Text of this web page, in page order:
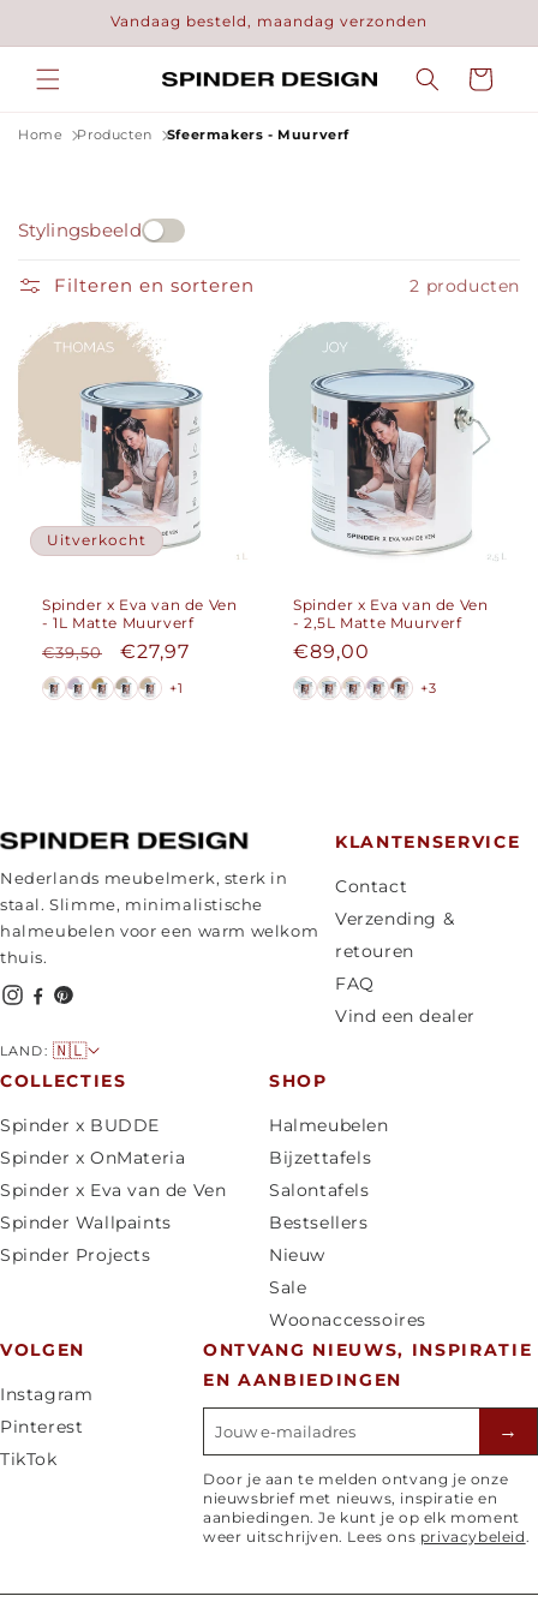
content
Vandaag besteld, maandag verzonden
Home Producten Sfeermakers - Muurverf
Stylingsbeeld
Filteren en sorteren 2 producten
Uitverkocht
Spinder x Eva van de Ven
- 1L Matte Muurverf
Normale
prijs
€39,50 Aanbiedingsprijs
€27,97
+1
Spinder x Eva van de Ven
- 2,5L Matte Muurverf
Normale
prijs
€89,00
+3
Nederlands meubelmerk, sterk in
staal. Slimme, minimalistische
halmeubelen voor een warm welkom
thuis.
LAND: L
a
/
r
e
g
🇳🇱
KLANTENSERVICE
Contact
Verzending &
retouren
FAQ
Vind een dealer
COLLECTIES
Spinder x BUDDE
Spinder x OnMateria
Spinder x Eva van de Ven
Spinder Wallpaints
Spinder Projects
SHOP
Halmeubelen
Bijzettafels
Salontafels
Bestsellers
Nieuw
Sale
Woonaccessoires
VOLGEN
Instagram
Pinterest
TikTok
ONTVANG NIEUWS, INSPIRATIE
EN AANBIEDINGEN
E-mailadres →
Door je aan te melden ontvang je onze
nieuwsbrief met nieuws, inspiratie en
aanbiedingen. Je kunt je op elk moment
weer uitschrijven. Lees ons privacybeleid.